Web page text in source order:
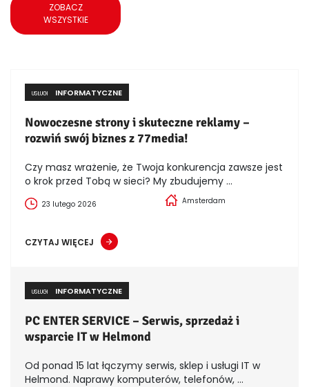
ZOBACZ
WSZYSTKIE
USŁUGI INFORMATYCZNE
Nowoczesne strony i skuteczne reklamy –
rozwiń swój biznes z 77media!
Czy masz wrażenie, że Twoja konkurencja zawsze jest
o krok przed Tobą w sieci? My zbudujemy ...
23 lutego 2026 Amsterdam
CZYTAJ WIĘCEJ
USŁUGI INFORMATYCZNE
PC ENTER SERVICE – Serwis, sprzedaż i
wsparcie IT w Helmond
Od ponad 15 lat łączymy serwis, sklep i usługi IT w
Helmond. Naprawy komputerów, telefonów, ...